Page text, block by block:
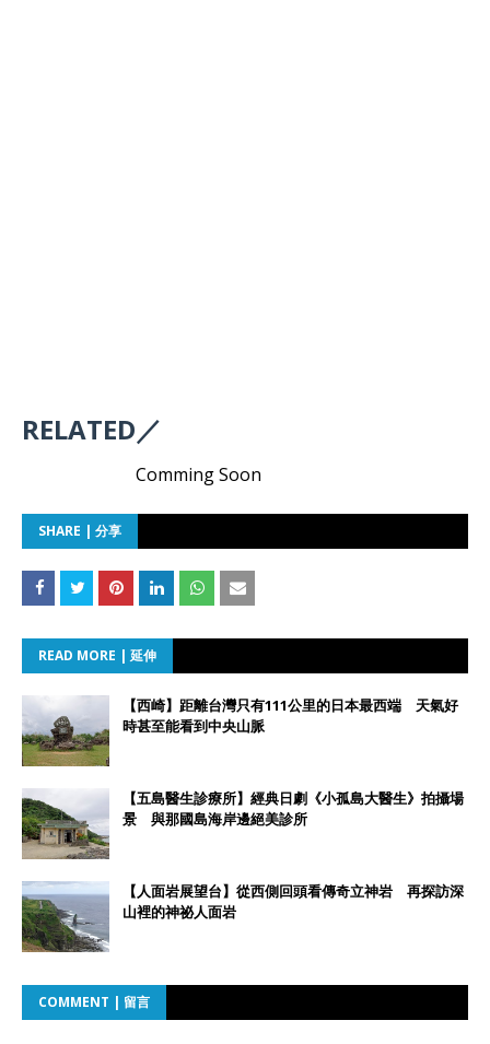
RELATED／
Comming Soon
SHARE | 分享
READ MORE | 延伸
【西崎】距離台灣只有111公里的日本最西端 天氣好
時甚至能看到中央山脈
【五島醫生診療所】經典日劇《小孤島大醫生》拍攝場
景 與那國島海岸邊絕美診所
【人面岩展望台】從西側回頭看傳奇立神岩 再探訪深
山裡的神祕人面岩
COMMENT | 留言